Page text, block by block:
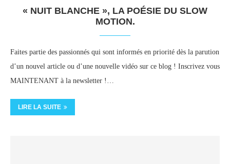
« NUIT BLANCHE », LA POÉSIE DU SLOW
MOTION.
Faites partie des passionnés qui sont informés en priorité dès la parution
d’un nouvel article ou d’une nouvelle vidéo sur ce blog ! Inscrivez vous
MAINTENANT à la newsletter !…
LIRE LA SUITE